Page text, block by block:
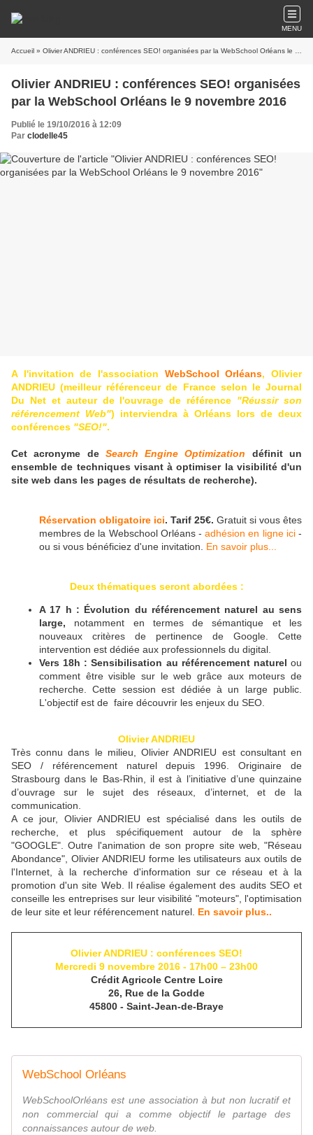
MENU
Accueil » Olivier ANDRIEU : conférences SEO! organisées par la WebSchool Orléans le 9 novembre 2016
Olivier ANDRIEU : conférences SEO! organisées
par la WebSchool Orléans le 9 novembre 2016
Publié le 19/10/2016 à 12:09
Par clodelle45
A l'invitation de l'association WebSchool Orléans, Olivier
ANDRIEU (meilleur référenceur de France selon le Journal
Du Net et auteur de l'ouvrage de référence "Réussir son
référencement Web") interviendra à Orléans lors de deux
conférences "SEO!".
Cet acronyme de Search Engine Optimization définit un
ensemble de techniques visant à optimiser la visibilité d'un
site web dans les pages de résultats de recherche).
Réservation obligatoire ici. Tarif 25€. Gratuit si vous êtes
membres de la Webschool Orléans -adhésion en ligne ici-
ou si vous bénéficiez d'une invitation. En savoir plus...
Deux thématiques seront abordées :
A 17 h : Évolution du référencement naturel au sens
large, notamment en termes de sémantique et les
nouveaux critères de pertinence de Google. Cette
intervention est dédiée aux professionnels du digital.
Vers 18h : Sensibilisation au référencement naturel ou
comment être visible sur le web grâce aux moteurs de
recherche. Cette session est dédiée à un large public.
L'objectif est de faire découvrir les enjeux du SEO.
Olivier ANDRIEU
Très connu dans le milieu, Olivier ANDRIEU est consultant en
SEO / référencement naturel depuis 1996. Originaire de
Strasbourg dans le Bas-Rhin, il est à l’initiative d’une quinzaine
d’ouvrage sur le sujet des réseaux, d’internet, et de la
communication.
A ce jour, Olivier ANDRIEU est spécialisé dans les outils de
recherche, et plus spécifiquement autour de la sphère
"GOOGLE". Outre l'animation de son propre site web, "Réseau
Abondance", Olivier ANDRIEU forme les utilisateurs aux outils de
l'Internet, à la recherche d'information sur ce réseau et à la
promotion d'un site Web. Il réalise également des audits SEO et
conseille les entreprises sur leur visibilité "moteurs", l'optimisation
de leur site et leur référencement naturel. En savoir plus..
Olivier ANDRIEU : conférences SEO!
Mercredi 9 novembre 2016 - 17h00 – 23h00
Crédit Agricole Centre Loire
26, Rue de la Godde
45800 - Saint-Jean-de-Braye
WebSchool Orléans
WebSchoolOrléans est une association à but non lucratif et
non commercial qui a comme objectif le partage des
connaissances autour de web.